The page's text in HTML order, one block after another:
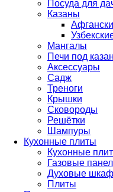
Посуда для
Казаны
Мангалы
Печи под казан
Аксессуары
Садж
Треноги
Крышки
Сковороды
Решётки
Шампуры
Кухонные плиты
Кухонные
Газовые
Духовые
Плиты